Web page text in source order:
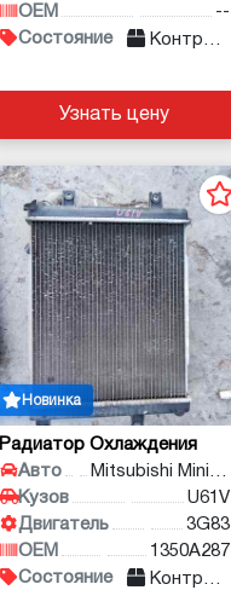
OEM
--
Состояние
Контракт
Узнать цену
Новинка
Радиатор Охлаждения
Авто
Mitsubishi Minicab
Кузов
U61V
Двигатель
3G83
OEM
1350A287
Состояние
Контракт